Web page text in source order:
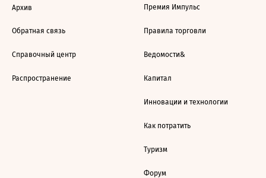
Архив
Обратная связь
Справочный центр
Распространение
Премия Импульс
Правила торговли
Ведомости&
Капитал
Инновации и технологии
Как потратить
Туризм
Форум